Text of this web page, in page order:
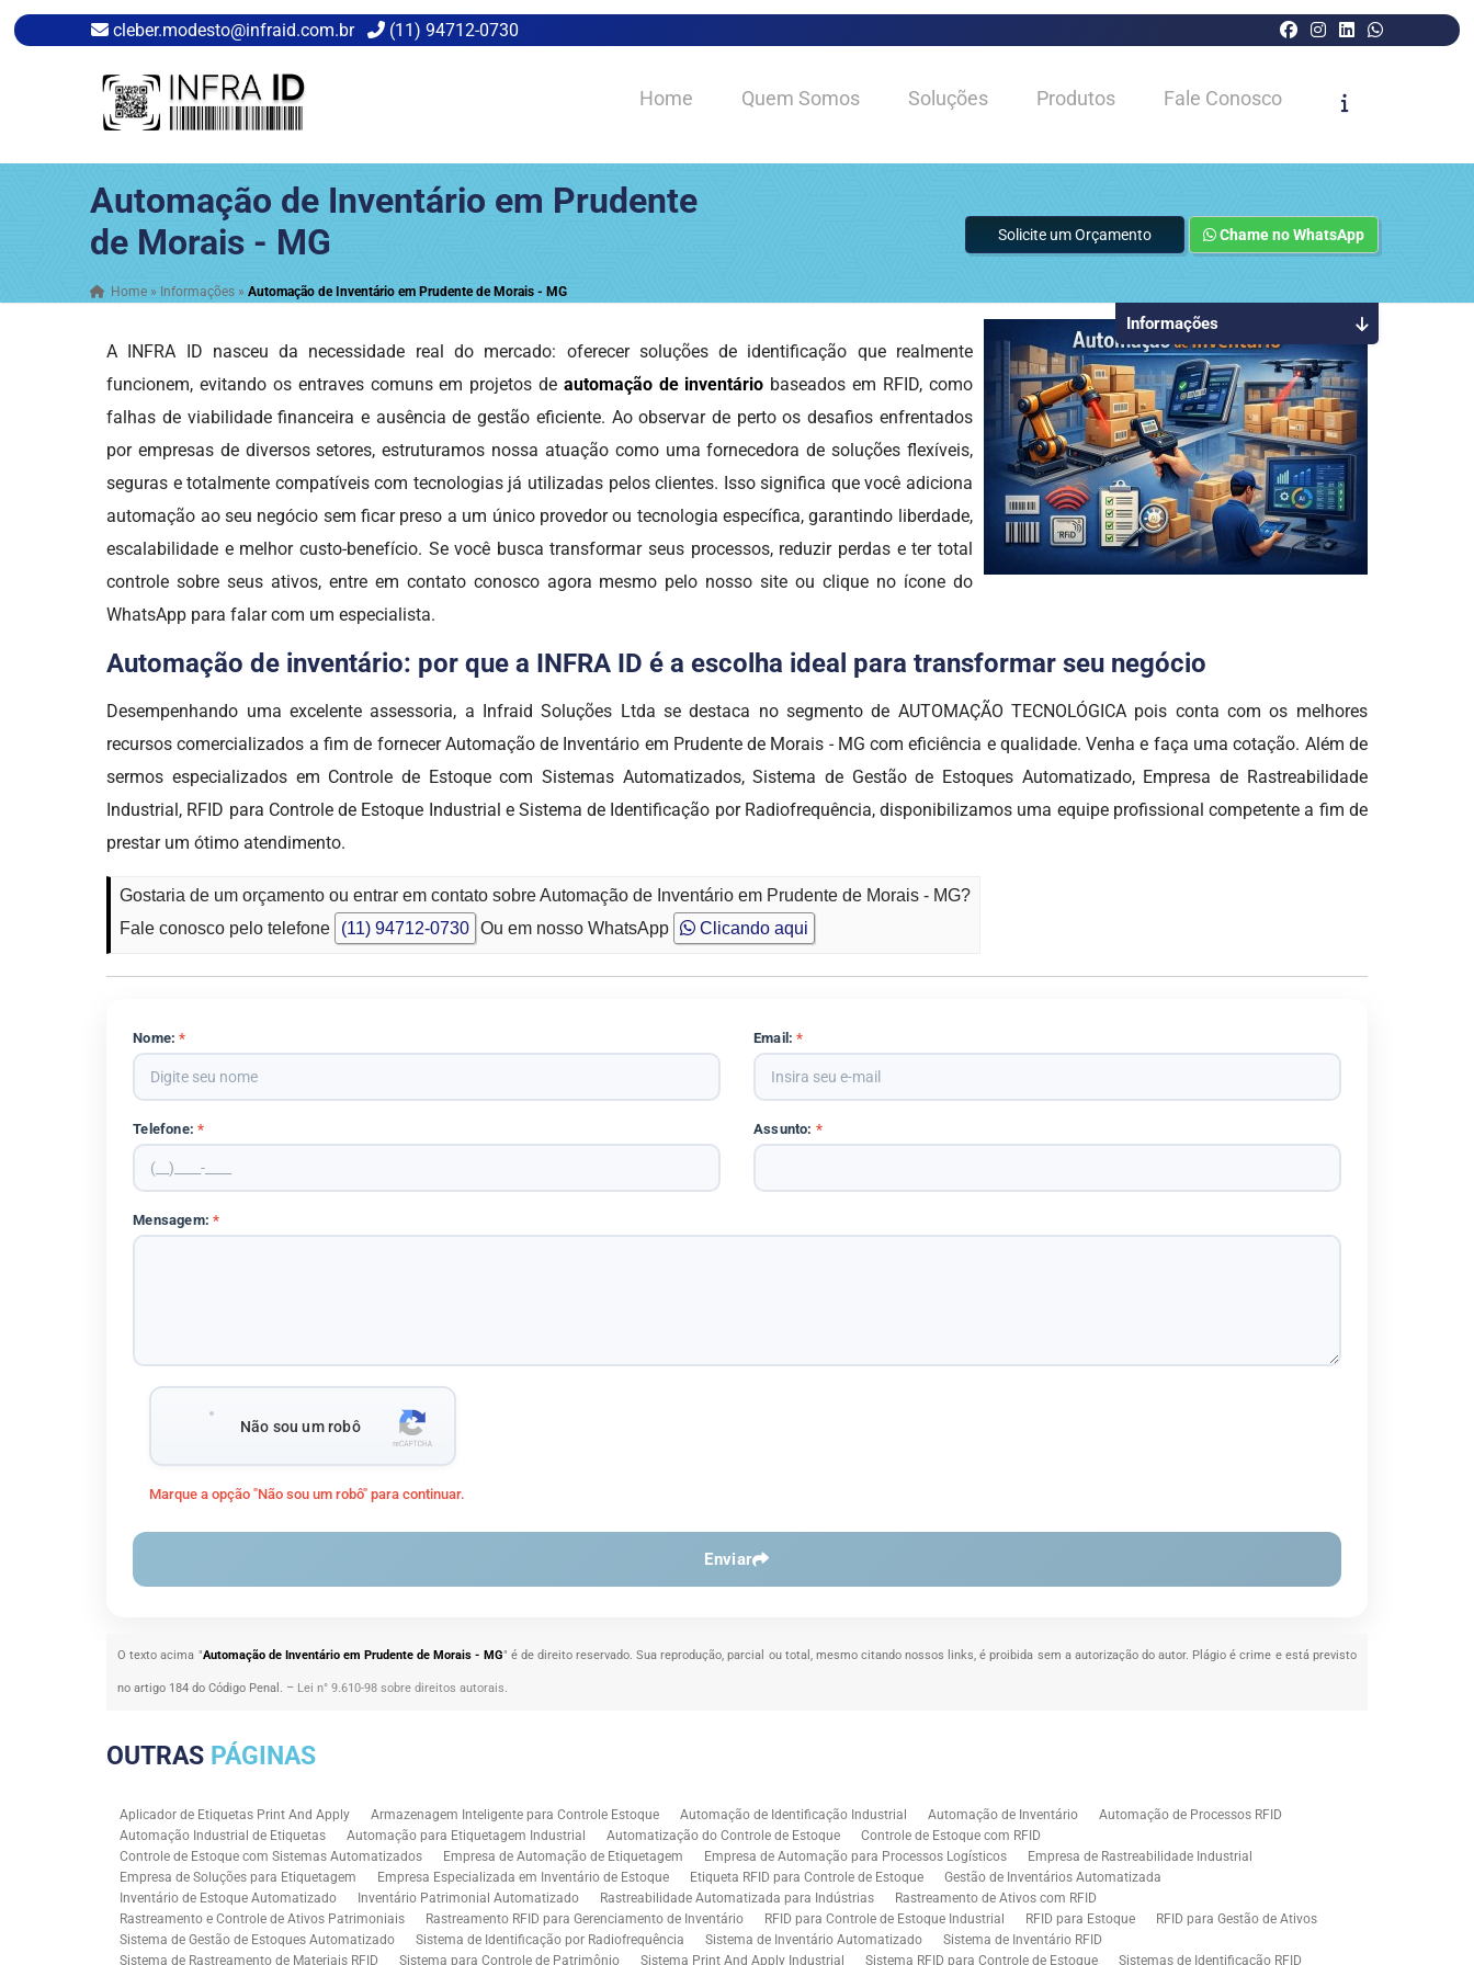
cleber.modesto@infraid.com.br (11) 94712-0730
Home Quem Somos Soluções Produtos Fale Conosco
Automação de Inventário em Prudente
de Morais - MG
Home » Informações »Automação de Inventário em Prudente de Morais - MG
Solicite um Orçamento Chame no WhatsApp
A INFRA ID nasceu da necessidade real do mercado: oferecer soluções de identificação que realmente
funcionem, evitando os entraves comuns em projetos de automação de inventário baseados em RFID, como
falhas de viabilidade financeira e ausência de gestão eficiente. Ao observar de perto os desafios enfrentados
por empresas de diversos setores, estruturamos nossa atuação como uma fornecedora de soluções flexíveis,
seguras e totalmente compatíveis com tecnologias já utilizadas pelos clientes. Isso significa que você adiciona
automação ao seu negócio sem ficar preso a um único provedor ou tecnologia específica, garantindo liberdade,
escalabilidade e melhor custo-benefício. Se você busca transformar seus processos, reduzir perdas e ter total
controle sobre seus ativos, entre em contato conosco agora mesmo pelo nosso site ou clique no ícone do
WhatsApp para falar com um especialista.
Automação de inventário: por que a INFRA ID é a escolha ideal para transformar seu negócio
Desempenhando uma excelente assessoria, a Infraid Soluções Ltda se destaca no segmento de AUTOMAÇÃO TECNOLÓGICA pois conta com os melhores
recursos comercializados a fim de fornecer Automação de Inventário em Prudente de Morais - MG com eficiência e qualidade. Venha e faça uma cotação. Além de
sermos especializados em Controle de Estoque com Sistemas Automatizados, Sistema de Gestão de Estoques Automatizado, Empresa de Rastreabilidade
Industrial, RFID para Controle de Estoque Industrial e Sistema de Identificação por Radiofrequência, disponibilizamos uma equipe profissional competente a fim de
prestar um ótimo atendimento.
Gostaria de um orçamento ou entrar em contato sobre Automação de Inventário em Prudente de Morais - MG?
Fale conosco pelo telefone
(11) 94712-0730 Ou em nosso WhatsApp Clicando aqui
Nome:* Email:*
Telefone:* Assunto: *
Mensagem:*
Não sou um robô
Marque a opção "Não sou um robô" para continuar.
Enviar
O texto acima "Automação de Inventário em Prudente de Morais - MG" é de direito reservado. Sua reprodução, parcial ou total, mesmo citando nossos links, é proibida sem a autorização do autor. Plágio é crime e está previsto
no artigo 184 do Código Penal. – Lei n° 9.610-98 sobre direitos autorais.
Informações
OUTRAS PÁGINAS
Aplicador de Etiquetas Print And Apply Armazenagem Inteligente para Controle Estoque Automação de Identificação Industrial Automação de Inventário
Automação de Processos RFID
Automação Industrial de Etiquetas
Automação para Etiquetagem Industrial Automatização do Controle de Estoque
Controle de Estoque com RFID
Controle de Estoque com Sistemas Automatizados
Empresa de Automação de Etiquetagem Empresa de Automação para Processos Logísticos
Empresa de Rastreabilidade Industrial
Empresa de Soluções para Etiquetagem
Empresa Especializada em Inventário de Estoque Etiqueta RFID para Controle de Estoque
Gestão de Inventários Automatizada
Inventário de Estoque Automatizado
Inventário Patrimonial Automatizado Rastreabilidade Automatizada para Indústrias
Rastreamento de Ativos com RFID
Rastreamento e Controle de Ativos Patrimoniais
Rastreamento RFID para Gerenciamento de Inventário RFID para Controle de Estoque Industrial RFID para Estoque
RFID para Gestão de Ativos
Sistema de Gestão de Estoques Automatizado
Sistema de Identificação por Radiofrequência Sistema de Inventário Automatizado
Sistema de Inventário RFID
Sistema de Rastreamento de Materiais RFID
Sistema para Controle de Patrimônio Sistema Print And Apply Industrial Sistema RFID para Controle de Estoque Sistemas de Identificação RFID